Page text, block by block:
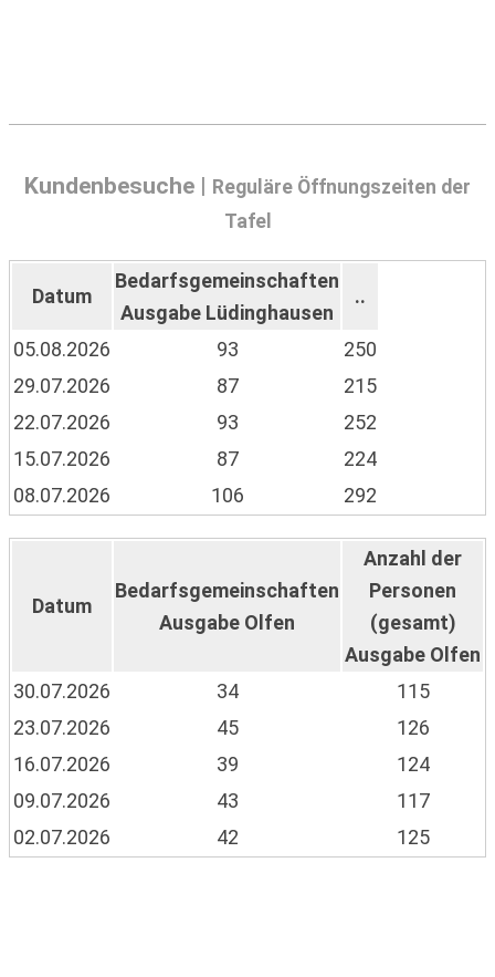
Kundenbesuche | Reguläre Öffnungszeiten der
Tafel
Datum
Bedarfsgemeinschaften
Ausgabe Lüdinghausen
..
05.08.2026 93
250
29.07.2026
87
215
22.07.2026
93
252
15.07.2026
87
224
08.07.2026
106 292
Datum
Bedarfsgemeinschaften
Ausgabe Olfen
Anzahl der
Personen
(gesamt)
Ausgabe Olfen
30.07.2026
34
115
23.07.2026
45
126
16.07.2026
39
124
09.07.2026
43
117
02.07.2026
42 125